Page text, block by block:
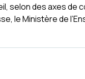
selon des axes de
le Ministère de